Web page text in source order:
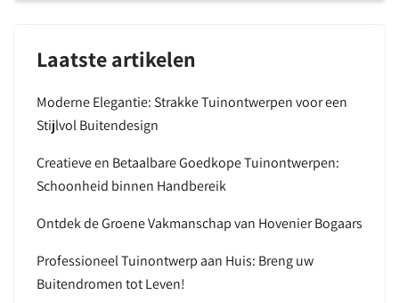
Laatste artikelen
Moderne Elegantie: Strakke Tuinontwerpen voor een
Stijlvol Buitendesign
Creatieve en Betaalbare Goedkope Tuinontwerpen:
Schoonheid binnen Handbereik
Ontdek de Groene Vakmanschap van Hovenier Bogaars
Professioneel Tuinontwerp aan Huis: Breng uw
Buitendromen tot Leven!